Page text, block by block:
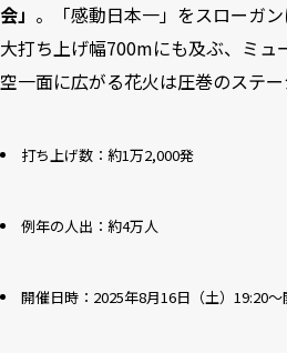
会」 。「感動日本一」をスローガ
大打ち上げ幅700mにも及ぶ、ミュ
空一面に広がる花火は圧巻のステー
打ち上げ数：約1万2,000発
例年の人出：約4万人
開催日時：2025年8月16日（土）19:20～